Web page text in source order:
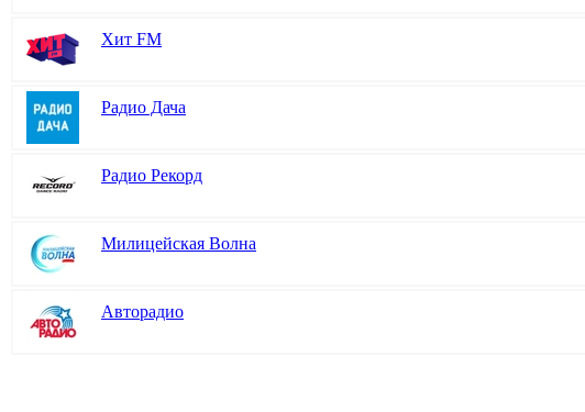
Хит FM
Радио Дача
Радио Рекорд
Милицейская Волна
Авторадио